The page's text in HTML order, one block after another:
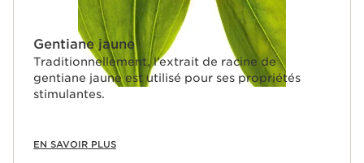
Gentiane jaune
Traditionnellement, l’extrait de racine de
gentiane jaune est utilisé pour ses propriétés
stimulantes.
EN SAVOIR PLUS